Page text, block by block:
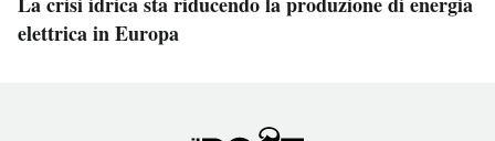
elettrica in Europa